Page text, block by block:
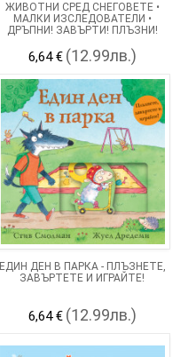
ЖИВОТНИ СРЕД СНЕГОВЕТЕ •
МАЛКИ ИЗСЛЕДОВАТЕЛИ •
ДРЪПНИ! ЗАВЪРТИ! ПЛЪЗНИ!
6,64 € (12.99лв.)
ЕДИН ДЕН В ПАРКА - ПЛЪЗНЕТЕ,
ЗАВЪРТЕТЕ И ИГРАЙТЕ!
6,64 € (12.99лв.)